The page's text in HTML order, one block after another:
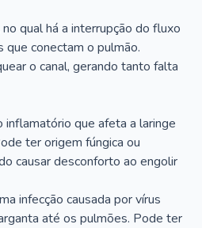
qual há a interrupção do fluxo
que conectam o pulmão.
o canal, gerando tanto falta
inflamatório que afeta a laringe
ter origem fúngica ou
causar desconforto ao engolir
infecção causada por vírus
até os pulmões. Pode ter